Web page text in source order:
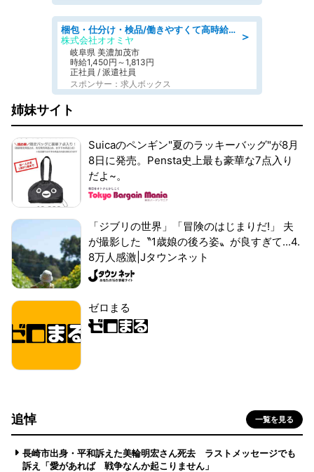
＞
梱包・仕分け・検品/働きやすくて高時給の仕分け作業長期休暇充実/残業なし
株式会社オオミヤ
岐阜県 美濃加茂市
時給1,450円～1,813円
正社員 / 派遣社員
スポンサー：求人ボックス
姉妹サイト
Suicaのペンギン"夏のラッキーバッグ"が8月
8日に発売。Pensta史上最も豪華な7点入り
だよ~。
「ジブリの世界」「冒険のはじまりだ!」 夫
が撮影した〝1歳娘の後ろ姿〟が良すぎて...4.
8万人感激|Jタウンネット
ゼロまる
追悼 一覧を見る
長崎市出身・平和訴えた美輪明宏さん死去 ラストメッセージでも
訴え「愛があれば 戦争なんか起こりません」